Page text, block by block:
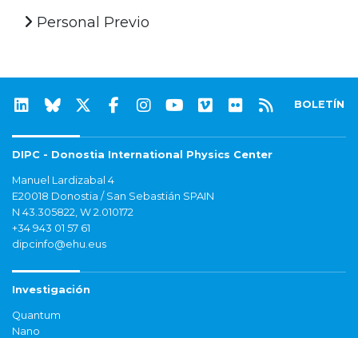
Personal Previo
BOLETÍN
DIPC - Donostia International Physics Center
Manuel Lardizabal 4
E20018 Donostia / San Sebastián SPAIN
N 43.305822, W 2.010172
+34 943 01 57 61
dipcinfo@ehu.eus
Investigación
Quantum
Nano